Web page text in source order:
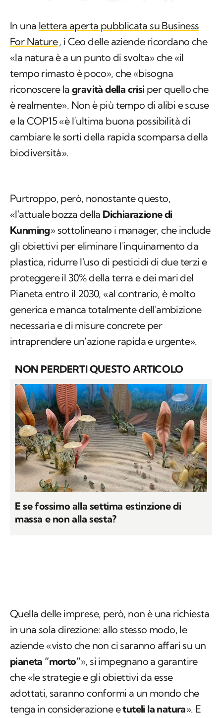
In una lettera aperta pubblicata su Business
For Nature, i Ceo delle aziende ricordano che
«la natura è a un punto di svolta» che «il
tempo rimasto è poco», che «bisogna
riconoscere lagravità della crisi per quello che
è realmente». Non è più tempo di alibi e scuse
e la COP15 «è l’ultima buona possibilità di
cambiare le sorti della rapida scomparsa della
biodiversità».
Purtroppo, però, nonostante questo,
«l'attuale bozza della Dichiarazione di
Kunming» sottolineano i manager, che include
gli obiettivi per eliminare l'inquinamento da
plastica, ridurre l'uso di pesticidi di due terzi e
proteggere il 30% della terra e dei mari del
Pianeta entro il 2030, «al contrario, è molto
generica e manca totalmente dell'ambizione
necessaria e di misure concrete per
intraprendere un’azione rapida e urgente».
NON PERDERTI QUESTO ARTICOLO
E se fossimo alla settima estinzione di
massa e non alla sesta?
Quella delle imprese, però, non è una richiesta
in una sola direzione: allo stesso modo, le
aziende «visto che non ci saranno affari su un
pianeta “morto”», si impegnano a garantire
che «le strategie e gli obiettivi da esse
adottati, saranno conformi a un mondo che
tenga in considerazione etuteli la natura». E